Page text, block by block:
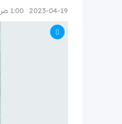
2023-04-19 1:00 ص